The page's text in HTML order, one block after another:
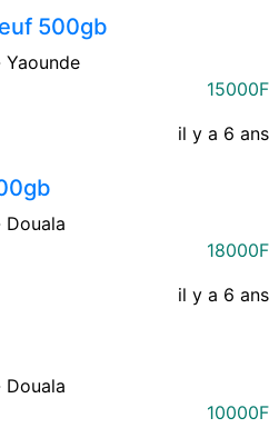
500gb
Yaounde
15000F
il y a 6 ans
Douala
18000F
il y a 6 ans
Douala
10000F